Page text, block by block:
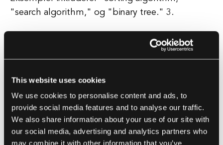
This website uses cookies
We use cookies to personalise content and ads, to
provide social media features and to analyse our traffic.
We also share information about your use of our site with
our social media, advertising and analytics partners who
may combine it with other information that you’ve
"search algorithm," og "binary tree." 3.
**Tekniske konsepter**: Disse begrepene
omfatter tekniske konsepter, prinsipper og
programvareutvikling.
Eksempler inkluderer "agile development,"
"object-oriented programming," og "version